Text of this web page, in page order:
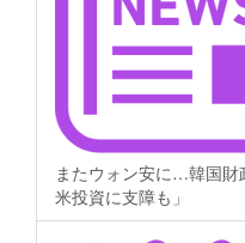
またウォン安に…韓国
米投資に支障も」